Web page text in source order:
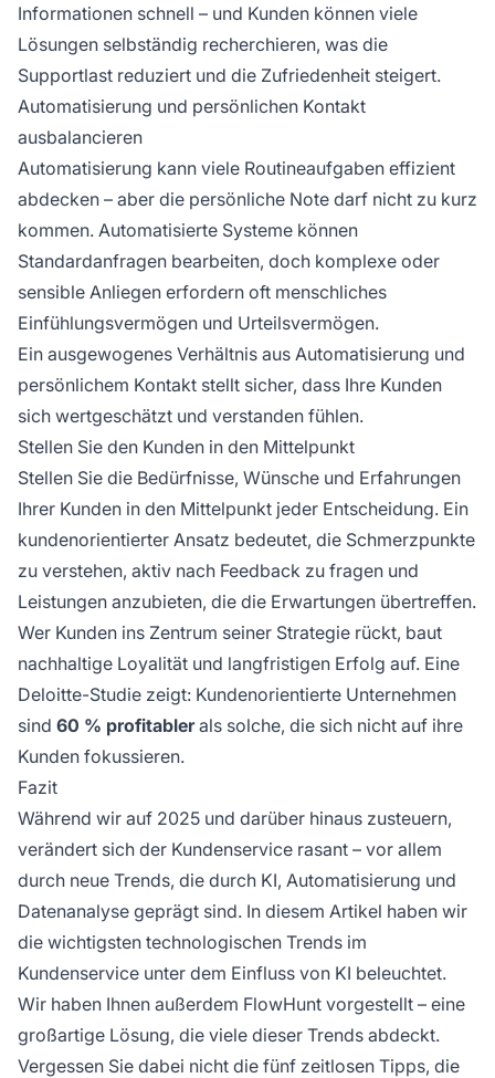
Informationen schnell – und Kunden können viele
Lösungen selbständig recherchieren, was die
Supportlast reduziert und die Zufriedenheit steigert.
Automatisierung und persönlichen Kontakt
ausbalancieren
Automatisierung kann viele Routineaufgaben effizient
abdecken – aber die persönliche Note darf nicht zu kurz
kommen. Automatisierte Systeme können
Standardanfragen bearbeiten, doch komplexe oder
sensible Anliegen erfordern oft menschliches
Einfühlungsvermögen und Urteilsvermögen.
Ein ausgewogenes Verhältnis aus Automatisierung und
persönlichem Kontakt stellt sicher, dass Ihre Kunden
sich wertgeschätzt und verstanden fühlen.
Stellen Sie den Kunden in den Mittelpunkt
Stellen Sie die Bedürfnisse, Wünsche und Erfahrungen
Ihrer Kunden in den Mittelpunkt jeder Entscheidung. Ein
kundenorientierter Ansatz bedeutet, die Schmerzpunkte
zu verstehen, aktiv nach Feedback zu fragen und
Leistungen anzubieten, die die Erwartungen übertreffen.
Wer Kunden ins Zentrum seiner Strategie rückt, baut
nachhaltige Loyalität und langfristigen Erfolg auf. Eine
Deloitte-Studie zeigt: Kundenorientierte Unternehmen
sind 60 % profitablerals solche, die sich nicht auf ihre
Kunden fokussieren.
Fazit
Während wir auf 2025 und darüber hinaus zusteuern,
verändert sich der Kundenservice rasant – vor allem
durch neue Trends, die durch KI, Automatisierung und
Datenanalyse geprägt sind. In diesem Artikel haben wir
die wichtigsten technologischen Trends im
Kundenservice unter dem Einfluss von KI beleuchtet.
Wir haben Ihnen außerdem FlowHunt vorgestellt – eine
großartige Lösung, die viele dieser Trends abdeckt.
Vergessen Sie dabei nicht die fünf zeitlosen Tipps, die